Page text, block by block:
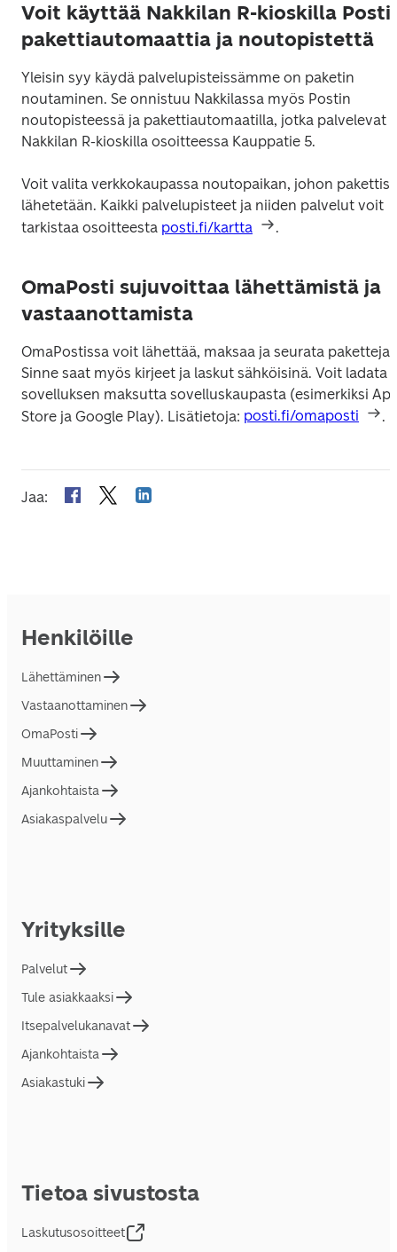
Voit käyttää Nakkilan R-kioskilla
pakettiautomaattia ja noutopistettä
Yleisin syy käydä palvelupisteissämme on paketin
noutaminen. Se onnistuu Nakkilassa myös Postin
noutopisteessä ja pakettiautomaatilla, jotka palvelevat
Nakkilan R-kioskilla osoitteessa Kauppatie 5.
Voit valita verkkokaupassa noutopaikan, johon pakettisi
lähetetään. Kaikki palvelupisteet ja niiden palvelut voit
tarkistaa osoitteesta posti.fi/kartta .
OmaPosti sujuvoittaa lähettämistä ja
vastaanottamista
OmaPostissa voit lähettää, maksaa ja seurata paketteja.
Sinne saat myös kirjeet ja laskut sähköisinä. Voit ladata
sovelluksen maksutta sovelluskaupasta (esimerkiksi
Store ja Google Play). Lisätietoja: posti.fi/omaposti .
Jaa:
Henkilöille
Lähettäminen
Vastaanottaminen
OmaPosti
Muuttaminen
Ajankohtaista
Asiakaspalvelu
Yrityksille
Palvelut
Tule asiakkaaksi
Itsepalvelukanavat
Ajankohtaista
Asiakastuki
Tietoa sivustosta
Laskutusosoitteet